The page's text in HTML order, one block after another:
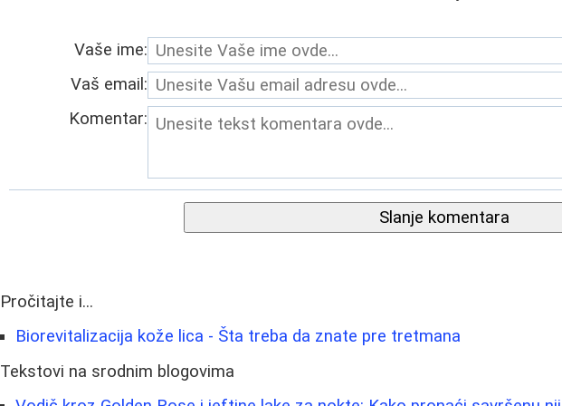
Vaše ime:
Vaš email:
Komentar:
Slanje komentara
Pročitajte i...
Biorevitalizacija kože lica - Šta treba da znate pre tretmana
Tekstovi na srodnim blogovima